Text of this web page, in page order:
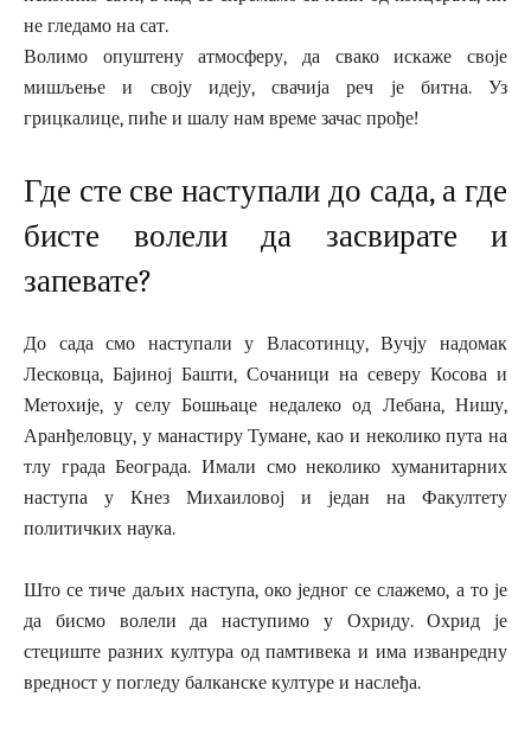
не гледамо на сат.
Волимо опуштену атмосферу, да свако искаже своје
мишљење и своју идеју, свачија реч је битна. Уз
грицкалице, пиће и шалу нам време зачас прође!
Где сте све наступали до сада, а где
бисте волели да засвирате и
запевате?
До сада смо наступали у Власотинцу, Вучју надомак
Лесковца, Бајиној Башти, Сочаници на северу Косова и
Метохије, у селу Бошњаце недалеко од Лебана, Нишу,
Аранђеловцу, у манастиру Тумане, као и неколико пута на
тлу града Београда. Имали смо неколико хуманитарних
наступа у Кнез Михаиловој и један на Факултету
политичких наука.
Што се тиче даљих наступа, око једног се слажемо, а то је
да бисмо волели да наступимо у Охриду. Охрид је
стециште разних култура од памтивека и има изванредну
вредност у погледу балканске културе и наслеђа.